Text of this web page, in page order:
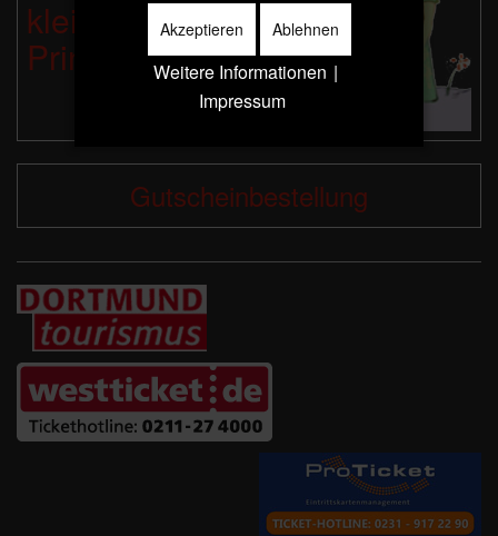
kleine
Prinz
Gutscheinbestellung
Akzeptieren Ablehnen
Weitere Informationen |
Impressum